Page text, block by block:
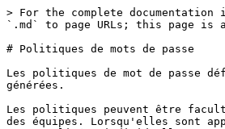
> For the complete
`.md` to page URLs; this page is
# Politiques de mots de passe
Les politiques de mot de passe
générées.
Les politiques peuvent être
des équipes. Lorsqu'elles sont